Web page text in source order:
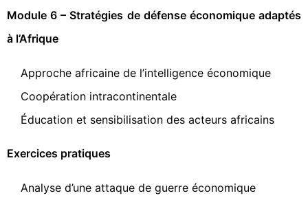
Module 6 – Stratégies de défense économique adaptés
à l’Afrique
Approche africaine de l’intelligence économique
Coopération intracontinentale
Éducation et sensibilisation des acteurs africains
Exercices pratiques
Analyse d’une attaque de guerre économique